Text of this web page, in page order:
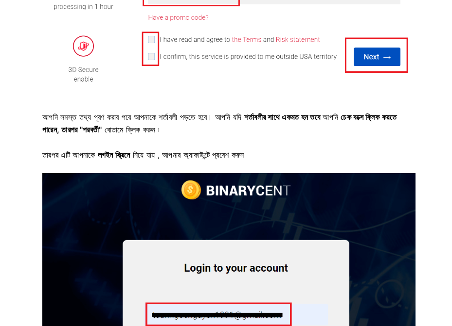
আপনি সমস্ত তথ্য পূরণ করার পরে আপনাকে শর্তাবলী পড়তে হবে। আপনি যদি শর্তাবলীর সাথে একমত হন তবেআপনিচেক বক্সে ক্লিক করতে
পারেন, তারপর "পরবর্তী" বোতামে ক্লিক করুন ৷
তারপর এটি আপনাকে লগইন স্ক্রিনেনিয়ে যায় , আপনার অ্যাকাউন্টে প্রবেশ করুন